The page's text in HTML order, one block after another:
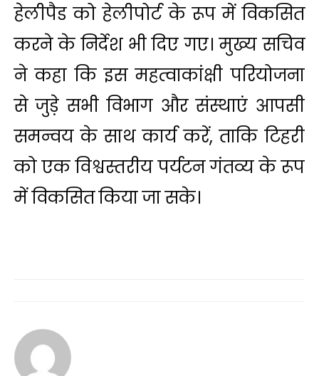
हेलीपैड को हेलीपोर्ट के रूप में विकसित
करने के निर्देश भी दिए गए। मुख्य सचिव
ने कहा कि इस महत्वाकांक्षी परियोजना
से जुड़े सभी विभाग और संस्थाएं आपसी
समन्वय के साथ कार्य करें, ताकि टिहरी
को एक विश्वस्तरीय पर्यटन गंतव्य के रूप
में विकसित किया जा सके।